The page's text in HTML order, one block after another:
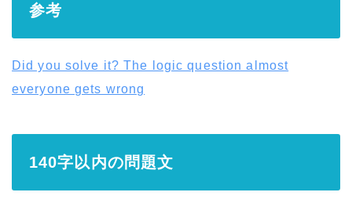
参考
Did you solve it? The logic question almost
everyone gets wrong
140字以内の問題文